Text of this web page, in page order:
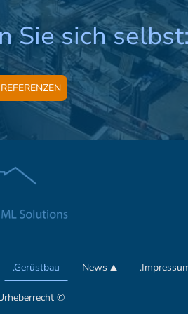
Sie sich
REFERENZEN
.Gerüstbau News
©